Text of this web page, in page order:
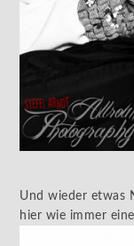
Und wieder etwas
hier wie immer